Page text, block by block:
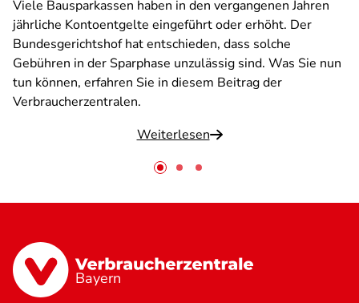
Viele Bausparkassen haben in den vergangenen Jahren
jährliche Kontoentgelte eingeführt oder erhöht. Der
Bundesgerichtshof hat entschieden, dass solche
Gebühren in der Sparphase unzulässig sind. Was Sie nun
tun können, erfahren Sie in diesem Beitrag der
Verbraucherzentralen.
Weiterlesen
Bayern